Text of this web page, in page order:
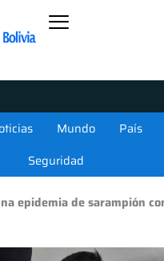
Mundo País
Seguridad
epidemia de sarampión